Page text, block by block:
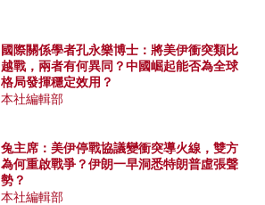
國際關係學者孔永樂博士：將美伊衝突類比
越戰，兩者有何異同？中國崛起能否為全球
格局發揮穩定效用？
本社編輯部
兔主席：美伊停戰協議變衝突導火線，雙方
為何重啟戰爭？伊朗一早洞悉特朗普虛張聲
勢？
本社編輯部